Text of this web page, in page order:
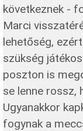
következnek -
Marci
lehetőség,
szükség
poszton is
se lenne rossz,
Ugyanakkor
fogynak a